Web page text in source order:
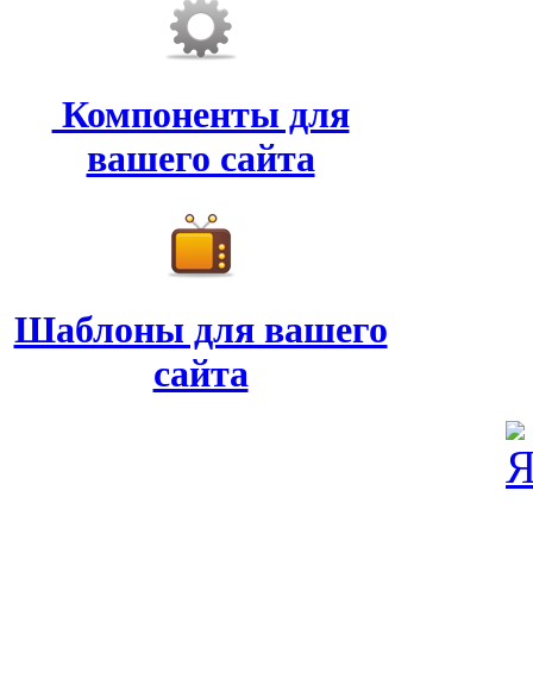
Компоненты для
вашего сайта
Шаблоны для вашего
сайта